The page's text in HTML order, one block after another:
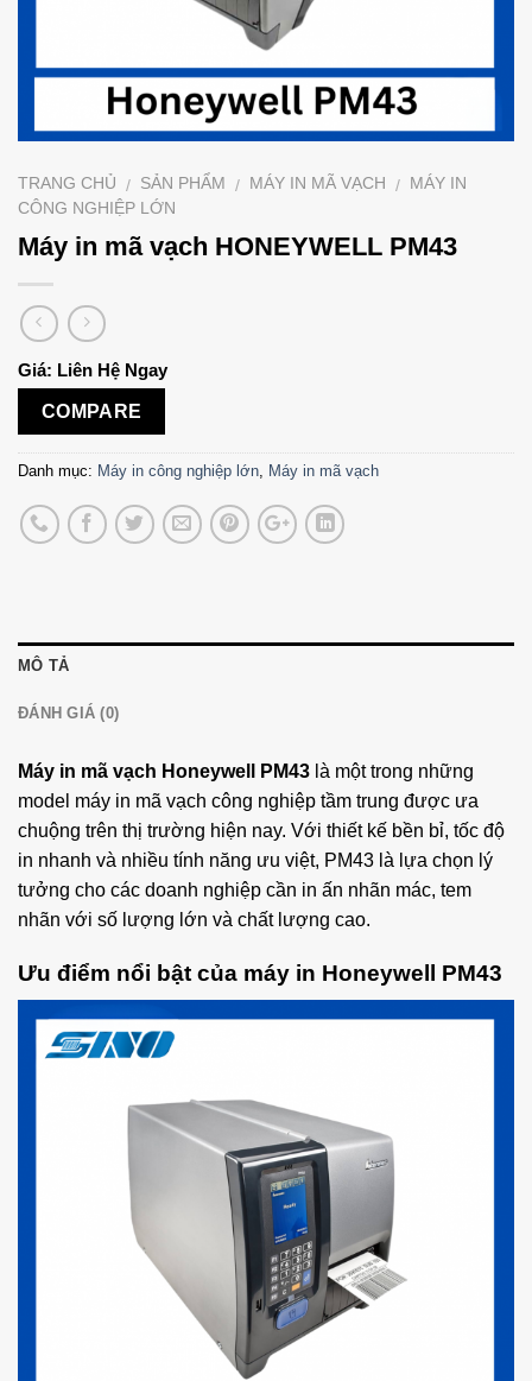
TRANG CHỦ / SẢN PHẨM / MÁY IN MÃ VẠCH /
MÁY IN
CÔNG NGHIỆP LỚN
Máy in mã vạch HONEYWELL PM43
Giá: Liên Hệ Ngay
COMPARE
Danh mục: Máy in công nghiệp lớn, Máy in mã vạch
MÔ TẢ
ĐÁNH GIÁ (0)
Máy in mã vạch Honeywell PM43 là một trong những
model máy in mã vạch công nghiệp tầm trung được ưa
chuộng trên thị trường hiện nay. Với thiết kế bền bỉ, tốc độ
in nhanh và nhiều tính năng ưu việt, PM43 là lựa chọn lý
tưởng cho các doanh nghiệp cần in ấn nhãn mác, tem
nhãn với số lượng lớn và chất lượng cao.
Ưu điểm nổi bật của máy in Honeywell PM43